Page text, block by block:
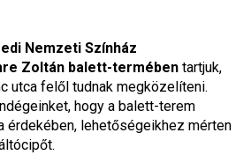
Nemzeti Színház
Zoltán balett-termében tartjuk,
utca felől tudnak megközelíteni.
hogy a balett-terem
érdekében, lehetőségeikhez mérten